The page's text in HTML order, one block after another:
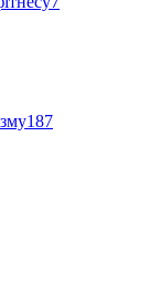
187